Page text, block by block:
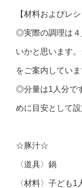
【材料およびレシ
◎実際の調理は４
いかと思います
をご案内していま
◎分量は1人分で
めに目安として設
☆豚汁☆
〈道具〉鍋
〈材料〉子ども1